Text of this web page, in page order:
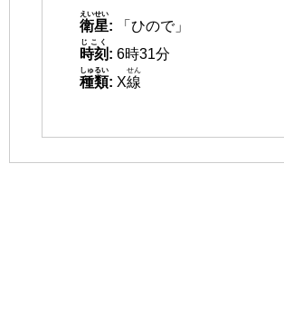
衛星
えいせい
:
「ひので」
時刻
じこく
: 6時31分
種類
しゅるい
: X線
せん